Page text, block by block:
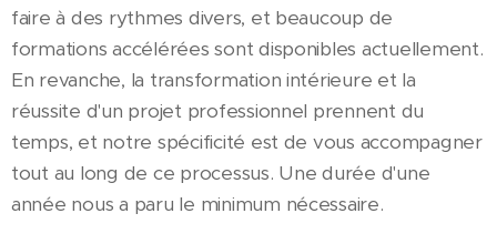
faire à des rythmes divers, et beaucoup de
formations accélérées sont disponibles actuellement.
En revanche, la transformation intérieure et la
réussite d'un projet professionnel prennent du
temps, et notre spécificité est de vous accompagner
tout au long de ce processus. Une durée d'une
année nous a paru le minimum nécessaire.